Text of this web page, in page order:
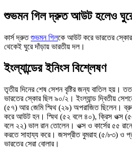
শুভমন গিল দ্রুত আউট হলেও ঘুরে
কার্স দ্রুতশুভমন গিলকে আউট করে ভারতের স্কোর
থেকেই ঘুরে দাঁড়ায় ভারতীয় দল।
ইংল্যান্ডের ইনিংস বিশ্লেষণ
তৃতীয় দিনের শেষ সেশন বৃষ্টির জন্য বাতিল হয়।
ভারতের স্কোর ছিল ৯০/২। ইংল্যান্ড দ্বিতীয়
(৫৭) আর জেমি স্মিথ (২৯) অপরাজিত ছিলেন।
করে আউট হন। স্মিথ (৫২ বলে ৪০), ক্রিস ওক্স
বলে ২২) ভাল রান তোলেন। ওক্স ও কার্সের ৫৫
করতে সাহায্য করে। জসপ্রীত বুমরাহ (৫/৮৩) ও
ভারতের সেরা বোলার।